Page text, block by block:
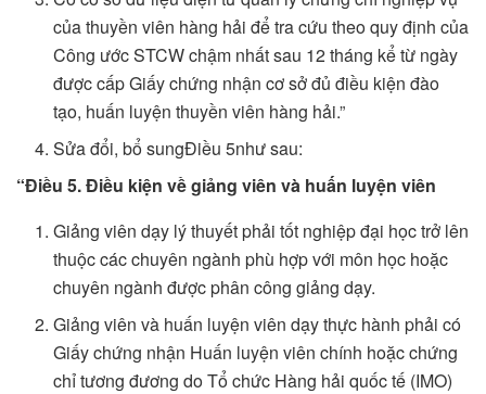
của thuyền viên hàng hải để tra cứu theo quy định của
Công ước STCW chậm nhất sau 12 tháng kể từ ngày
được cấp Giấy chứng nhận cơ sở đủ điều kiện đào
tạo, huấn luyện thuyền viên hàng hải.”
Sửa đổi, bổ sungĐiều 5như sau:
“Điều 5. Điều kiện về giảng viên và huấn luyện viên
Giảng viên dạy lý thuyết phải tốt nghiệp đại học trở lên
thuộc các chuyên ngành phù hợp với môn học hoặc
chuyên ngành được phân công giảng dạy.
Giảng viên và huấn luyện viên dạy thực hành phải có
Giấy chứng nhận Huấn luyện viên chính hoặc chứng
chỉ tương đương do Tổ chức Hàng hải quốc tế (IMO)